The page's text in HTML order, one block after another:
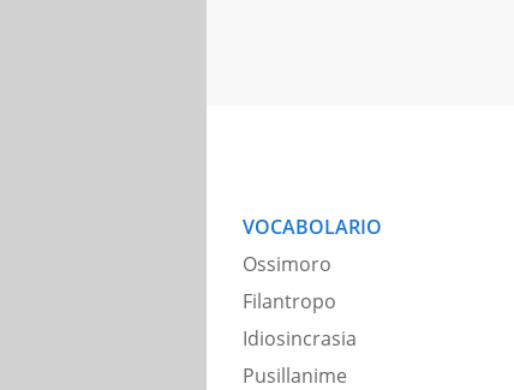
VOCABOLARIO
Ossimoro
Filantropo
Idiosincrasia
Pusillanime